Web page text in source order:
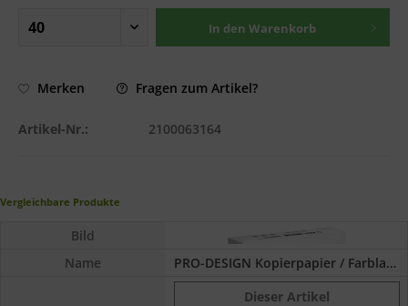
In den Warenkorb
Merken Fragen zum Artikel?
Artikel-Nr.: 2100063164
Vergleichbare Produkte
Bild
Name
PRO-DESIGN Kopierpapier / Farblaserpapier,...
Dieser Artikel